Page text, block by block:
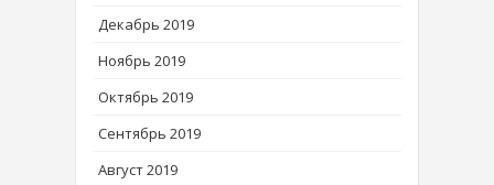
Декабрь 2019
Ноябрь 2019
Октябрь 2019
Сентябрь 2019
Август 2019